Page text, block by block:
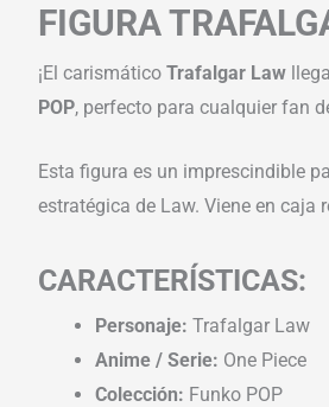
FIGURA
¡El carismático Trafalgar Law
POP, perfecto para cualquier fan
Esta figura es un imprescindible
estratégica de Law. Viene en caja
CARACTERÍSTICAS:
Personaje: Trafalgar Law
Anime / Serie: One Piece
Colección: Funko POP